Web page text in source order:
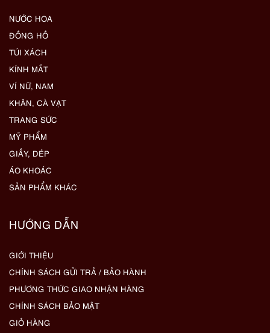
NƯỚC HOA
ĐỒNG HỒ
TÚI XÁCH
KÍNH MẮT
VÍ NỮ, NAM
KHĂN, CÀ VẠT
TRANG SỨC
MỸ PHẨM
GIẦY, DÉP
ÁO KHOÁC
SẢN PHẨM KHÁC
HƯỚNG DẪN
GIỚI THIỆU
CHÍNH SÁCH GỬI TRẢ / BẢO HÀNH
PHƯƠNG THỨC GIAO NHẬN HÀNG
CHÍNH SÁCH BẢO MẬT
GIỎ HÀNG